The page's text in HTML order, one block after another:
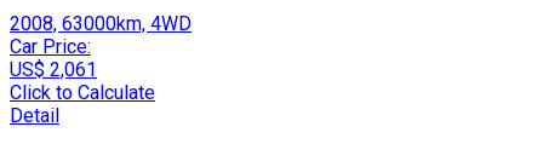
2008, 63000km, 4WD
Car Price:
US$ 2,061
Click to Calculate
Detail